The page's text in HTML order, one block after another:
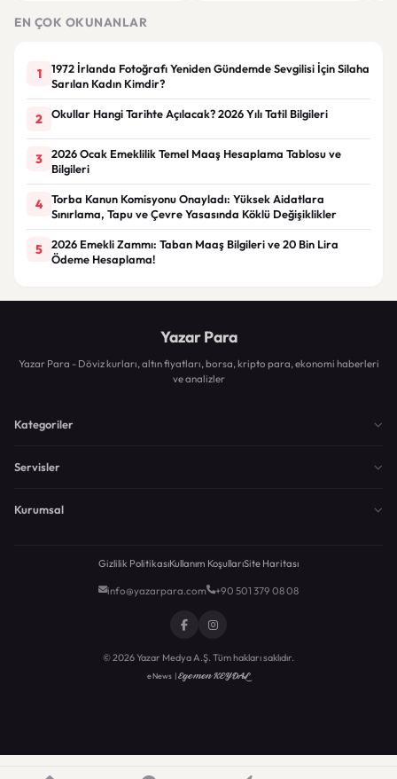
EN ÇOK OKUNANLAR
1
1972 İrlanda Fotoğrafı Yeniden Gündemde Sevgilisi İçin Silaha
Sarılan Kadın Kimdir?
2 Okullar Hangi Tarihte Açılacak? 2026 Yılı Tatil Bilgileri
3
2026 Ocak Emeklilik Temel Maaş Hesaplama Tablosu ve
Bilgileri
4
Torba Kanun Komisyonu Onayladı: Yüksek Aidatlara
Sınırlama, Tapu ve Çevre Yasasında Köklü Değişiklikler
5
2026 Emekli Zammı: Taban Maaş Bilgileri ve 20 Bin Lira
Ödeme Hesaplama!
Yazar Para
Yazar Para - Döviz kurları, altın fiyatları, borsa, kripto para, ekonomi haberleri
ve analizler
Kategoriler
Servisler
Kurumsal
Gizlilik PolitikasıKullanım KoşullarıSite Haritası
info@yazarpara.com +90 501 379 08 08
© 2026 Yazar Medya A.Ş. Tüm hakları saklıdır.
eNews |Egemen KEYDAL